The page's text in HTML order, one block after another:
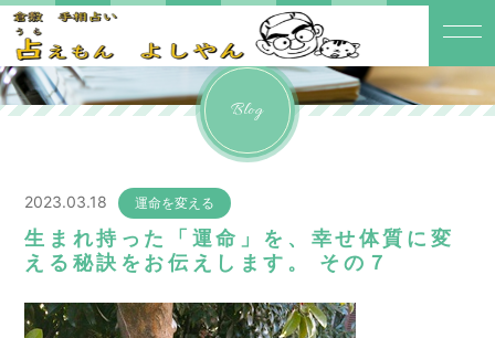
Blog
2023.03.18 運命を変える
生まれ持った「運命」を、幸せ体質に変
える秘訣をお伝えします。 その７